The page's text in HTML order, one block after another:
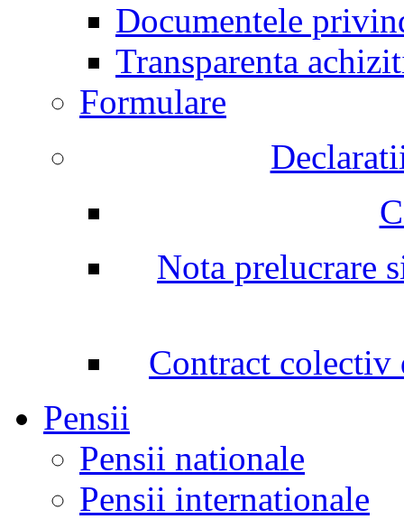
Documentele
Transparenta
Formulare
Nota prelucrare
Contract colectiv
Pensii
Pensii nationale
Pensii internationale